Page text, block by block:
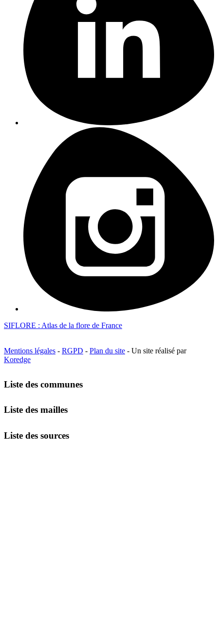
SIFLORE : Atlas de la flore de France
Mentions légales - RGPD - Plan du site - Un site réalisé par
Koredge
Liste des communes
Liste des mailles
Liste des sources